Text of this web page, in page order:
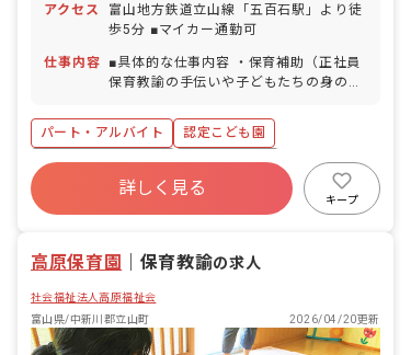
アクセス
富山地方鉄道立山線「五百石駅」より徒
歩5分 ■マイカー通勤可
仕事内容
■具体的な仕事内容 ・保育補助（正社員
保育教諭の手伝いや子どもたちの身の回
置人数 ・利用定員130名 ・職員数37名
／男性5名：女性33名 年長クラス 21名
／職員2名 年中クラス 30名／職員2名
年少クラス 21名／職員4名
パート・アルバイト
認定こども園
ボーナス・賞与あり
社会保険完備
有給
退職金制度
詳しく見る
キープ
高原保育園 保育教諭の求人
社会福祉法人高原福祉会
富山県/中新川郡立山町
2026/04/20更新